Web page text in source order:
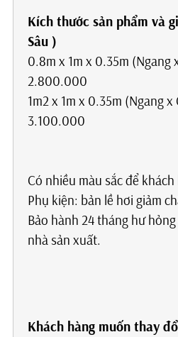
Kích thước sản phẩm và
Sâu )
0.8m x 1m x 0.35m (Ngang
2.800.000
1m2 x 1m x 0.35m (Ngang x
3.100.000
Có nhiều màu sắc để
Phụ kiện: bản lề hơi giảm
Bảo hành 24 tháng hư
nhà sản xuất.
Khách hàng muốn thay